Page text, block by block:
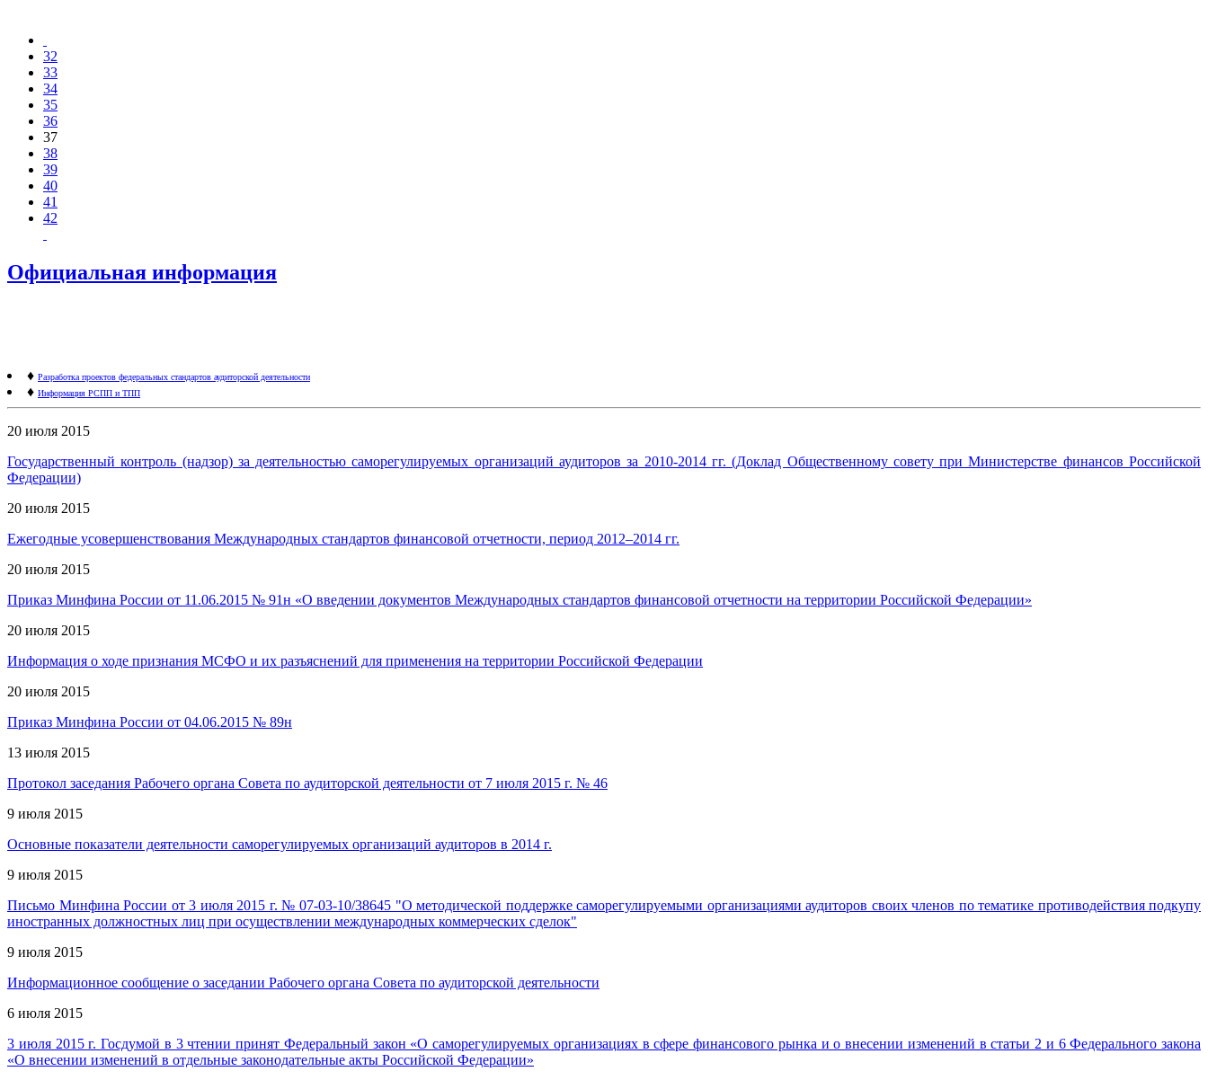
32
33
34
35
36
37
38
39
40
41
42
Официальная информация
♦ Разработка проектов федеральных стандартов аудиторской деятельности
♦ Информация РСПП и ТПП
20 июля 2015
Государственный контроль (надзор) за деятельностью саморегулируемых организаций аудиторов за 2010-2014 гг. (Доклад Общественному совету при Министерстве финансов Российской
Федерации)
20 июля 2015
Ежегодные усовершенствования Международных стандартов финансовой отчетности, период 2012–2014 гг.
20 июля 2015
Приказ Минфина России от 11.06.2015 № 91н «О введении документов Международных стандартов финансовой отчетности на территории Российской Федерации»
20 июля 2015
Информация о ходе признания МСФО и их разъяснений для применения на территории Российской Федерации
20 июля 2015
Приказ Минфина России от 04.06.2015 № 89н
13 июля 2015
Протокол заседания Рабочего органа Совета по аудиторской деятельности от 7 июля 2015 г. № 46
9 июля 2015
Основные показатели деятельности саморегулируемых организаций аудиторов в 2014 г.
9 июля 2015
Письмо Минфина России от 3 июля 2015 г. № 07-03-10/38645 "О методической поддержке саморегулируемыми организациями аудиторов своих членов по тематике противодействия подкупу
иностранных должностных лиц при осуществлении международных коммерческих сделок"
9 июля 2015
Информационное сообщение о заседании Рабочего органа Совета по аудиторской деятельности
6 июля 2015
3 июля 2015 г. Госдумой в 3 чтении принят Федеральный закон «О саморегулируемых организациях в сфере финансового рынка и о внесении изменений в статьи 2 и 6 Федерального закона
«О внесении изменений в отдельные законодательные акты Российской Федерации»